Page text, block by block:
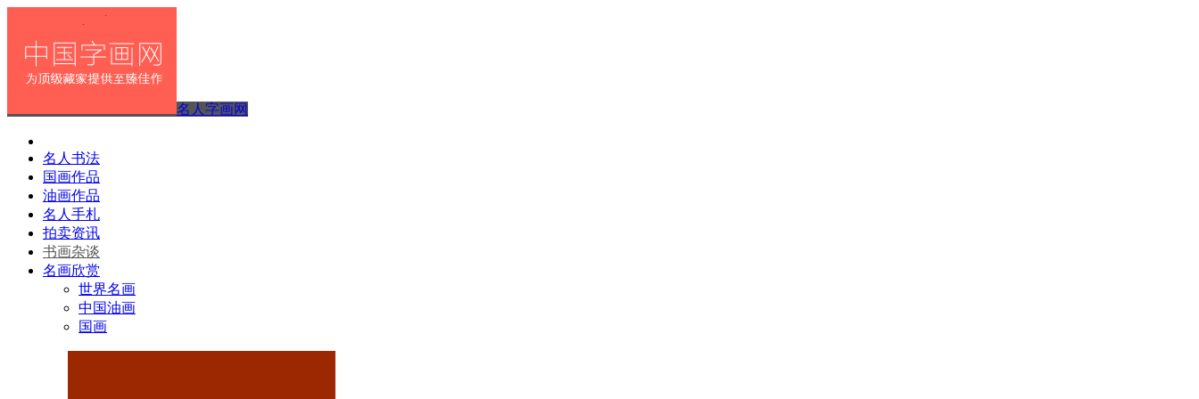
名人字画网
名人书法
国画作品
油画作品
名人手札
拍卖资讯
书画杂谈
名画欣赏
世界名画
中国油画
国画